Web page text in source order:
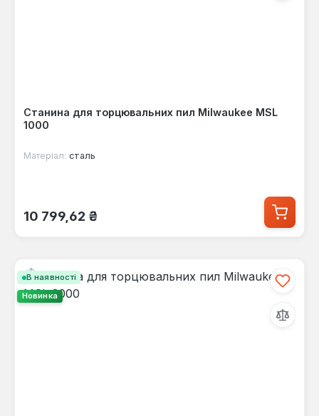
Станина для торцювальних пил Milwaukee MSL
1000
Матеріал: сталь
Звичайна ціна:
10 799,62 ₴
В наявності
Новинка